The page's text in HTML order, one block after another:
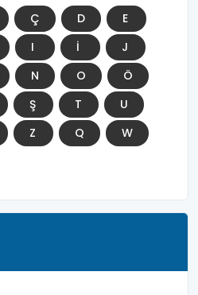
Ç D
E
I İ
J
N O
Ö
Ş T
U
Z Q
W